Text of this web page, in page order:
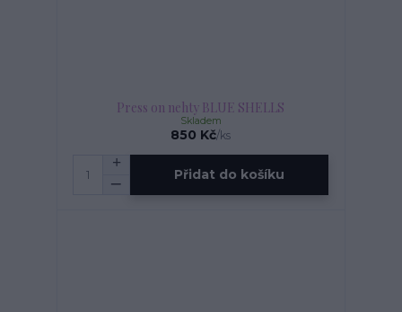
Press on nehty BLUE SHELLS
850 Kč/ks
Skladem
Přidat do košíku